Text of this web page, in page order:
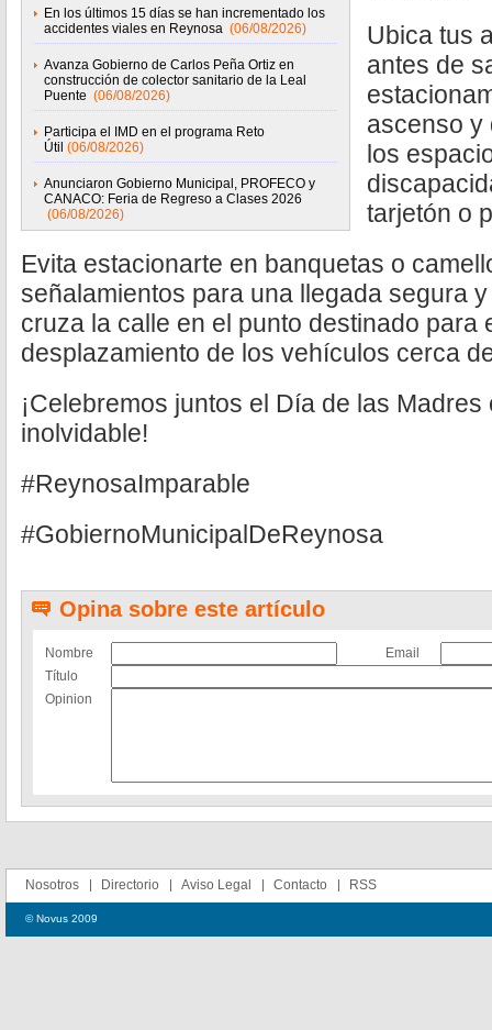
En los últimos 15 días se han incrementado los
accidentes viales en Reynosa (06/08/2026)
Avanza Gobierno de Carlos Peña Ortiz en
construcción de colector sanitario de la Leal
Puente (06/08/2026)
Participa el IMD en el programa Reto
Útil (06/08/2026)
Anunciaron Gobierno Municipal, PROFECO y
CANACO: Feria de Regreso a Clases 2026
(06/08/2026)
Ubica tus
antes de
ascenso y
los
tarjetón o
Evita estacionarte en banquetas o
señalamientos para una llegada segura
cruza la calle en el punto destinado para
desplazamiento de los vehículos cerca
¡Celebremos juntos el Día de las
inolvidable!
#ReynosaImparable
#GobiernoMunicipalDeReynosa
Opina sobre este artículo
Nombre
Email
Título
Opinion
Nosotros Directorio Aviso Legal Contacto RSS
© Novus 2009